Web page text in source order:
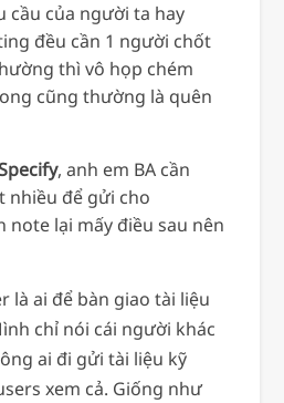
cầu của người ta hay
đều cần 1 người chốt
thì vô họp chém
cũng thường là quên
, anh em BA cần
nhiều để gửi cho
note lại mấy điều sau nên
là ai để bàn giao tài liệu
chỉ nói cái người khác
ai đi gửi tài liệu kỹ
xem cả. Giống như